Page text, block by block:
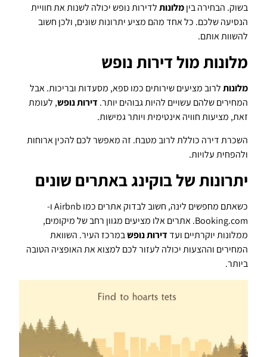
בשוק. הבחירה ביןמלונותלדירות נופש יכולה לשנות את חוויית
הנסיעה שלכם. כל אחד מהם מציע יתרונות שונים, ולכן חשוב
להשוות אותם.
מלונות מול דירות נופש
מלונותלרוב מציעים שירותים כמו ספא, מסעדות ובריכות. אבל
המחירים שלהם עשויים להיות גבוהים יותר. דירות נופש, לעומת
זאת, מציעות חוויה אינטימית ויותר גמישות.
השכרת דירה כוללת לרוב מטבח. זה מאפשר לכם להכין ארוחות
ולהפחית עלויות.
יתרונות של בוקינג באתרים שונים
כשאתם מחפשים לינה, חשוב לבדוק אתרים כמו Airbnb ו-
Booking.com. אתרים אלו מציעים מגוון רחב של מיקומים,
ממלונות יוקרתיים ועדדירות נופשבמרכז העיר. השוואת
המחירים וההצעות יכולה לעזור לכם למצוא את האופציה הטובה
ביותר.